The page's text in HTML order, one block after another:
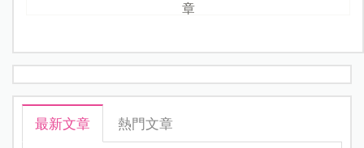
章
最新文章 熱門文章